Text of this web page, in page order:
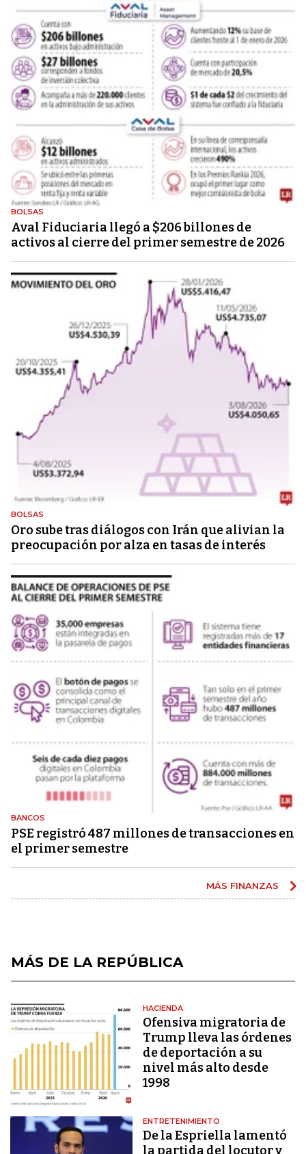
BOLSAS
Aval Fiduciaria llegó a $206 billones de
activos al cierre del primer semestre de 2026
BOLSAS
Oro sube tras diálogos con Irán que alivian la
preocupación por alza en tasas de interés
BANCOS
PSE registró 487 millones de transacciones en
el primer semestre
MÁS FINANZAS
MÁS DE LA REPÚBLICA
HACIENDA
Ofensiva migratoria de
Trump lleva las órdenes
de deportación a su
nivel más alto desde
1998
ENTRETENIMIENTO
De la Espriella lamentó
la partida del locutor y